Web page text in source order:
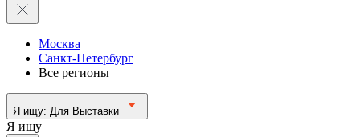
Москва
Санкт-Петербург
Все регионы
Я ищу: Для Выставки
Я ищу